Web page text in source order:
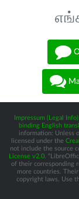
Impressum (Legal Info)
binding English
information: Unless
licensed under the
not include the source
License v2.0 .
of their corresponding
more countries.
copyright laws. Use